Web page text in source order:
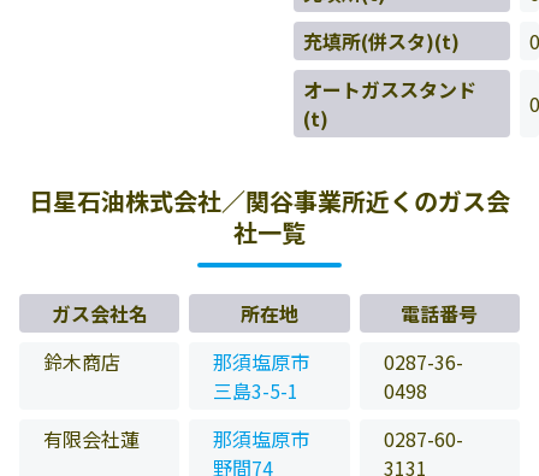
充填所(併スタ)(t)
0
オートガススタンド
(t)
0
日星石油株式会社／関谷事業所近くのガス会
社一覧
ガス会社名 所在地
電話番号
鈴木商店
那須塩原市
三島3-5-1
0287-36-
0498
有限会社蓮
那須塩原市
野間74
0287-60-
3131